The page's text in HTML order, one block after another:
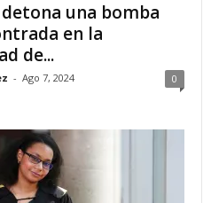
una bomba
en la
de...
- Ago 7, 2024 0